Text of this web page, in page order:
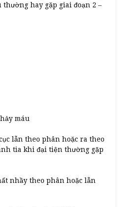
hay gặp giai đoạn 2 –
máu
lẫn theo phân hoặc ra theo
tia khi đại tiện thường gặp
nhầy theo phân hoặc lẫn